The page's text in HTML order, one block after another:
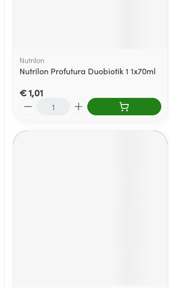
Nutrilon
Nutrilon Profutura Duobiotik 1 1x70ml
€ 1,01